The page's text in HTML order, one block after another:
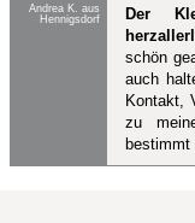
Andrea K. aus
Hennigsdorf
Der
schön
auch
Kontakt,
zu
bestimmt